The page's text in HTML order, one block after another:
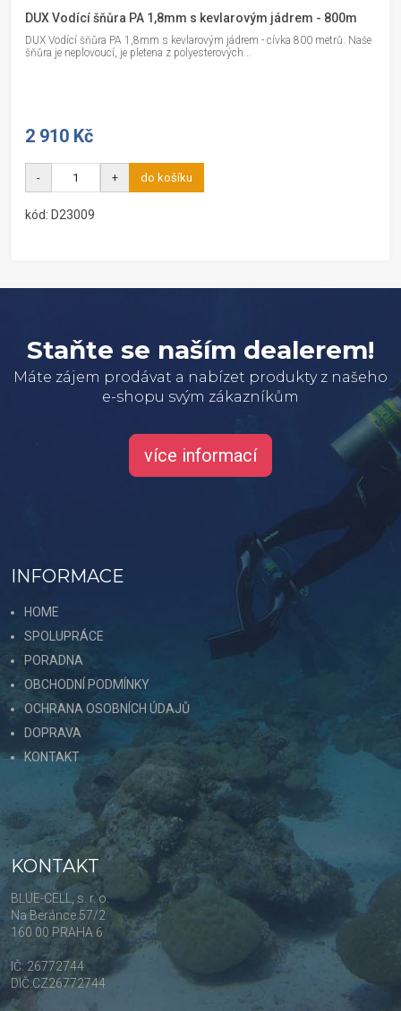
DUX Vodící šňůra PA 1,8mm s kevlarovým jádrem - 800m
DUX Vodící šňůra PA 1,8mm s kevlarovým jádrem - cívka 800 metrů. Naše
šňůra je neplovoucí, je pletena z polyesterových...
2 910 Kč
- + do košíku
kód: D23009
Staňte se naším dealerem!
Máte zájem prodávat a nabízet produkty z našeho
e-shopu svým zákazníkům
více informací
INFORMACE
HOME
SPOLUPRÁCE
PORADNA
OBCHODNÍ PODMÍNKY
OCHRANA OSOBNÍCH ÚDAJŮ
DOPRAVA
KONTAKT
KONTAKT
BLUE-CELL, s. r. o.
Na Beránce 57/2
160 00 PRAHA 6
IČ: 26772744
DIČ:CZ26772744